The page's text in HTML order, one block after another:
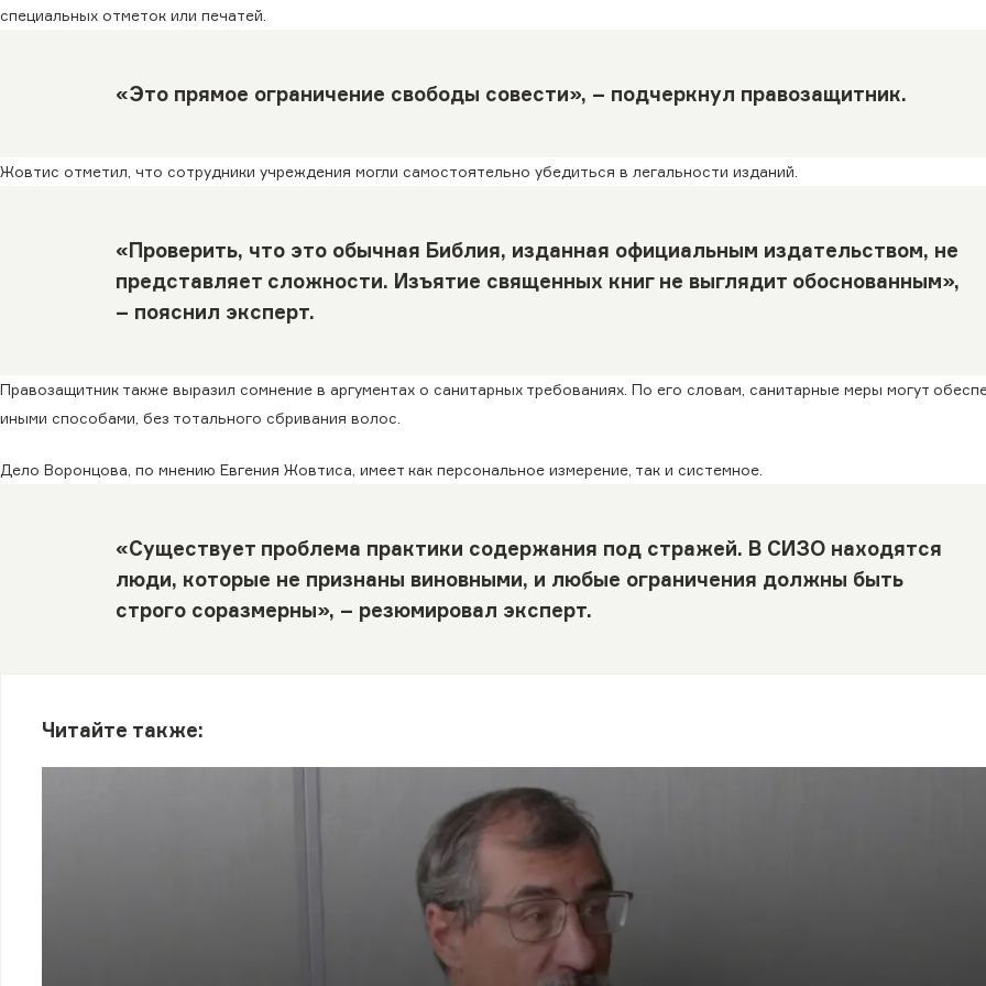
специальных отметок или печатей.
«Это прямое ограничение свободы совести», – подчеркнул правозащитник.
Жовтис отметил, что сотрудники учреждения могли самостоятельно убедиться в легальности изданий.
«Проверить, что это обычная Библия, изданная официальным издательством, не
представляет сложности. Изъятие священных книг не выглядит обоснованным»,
– пояснил эксперт.
Правозащитник также выразил сомнение в аргументах о санитарных требованиях. По его словам, санитарные меры могут
иными способами, без тотального сбривания волос.
Дело Воронцова, по мнению Евгения Жовтиса, имеет как персональное измерение, так и системное.
«Существует проблема практики содержания под стражей. В СИЗО находятся
люди, которые не признаны виновными, и любые ограничения должны быть
строго соразмерны», – резюмировал эксперт.
Читайте также: